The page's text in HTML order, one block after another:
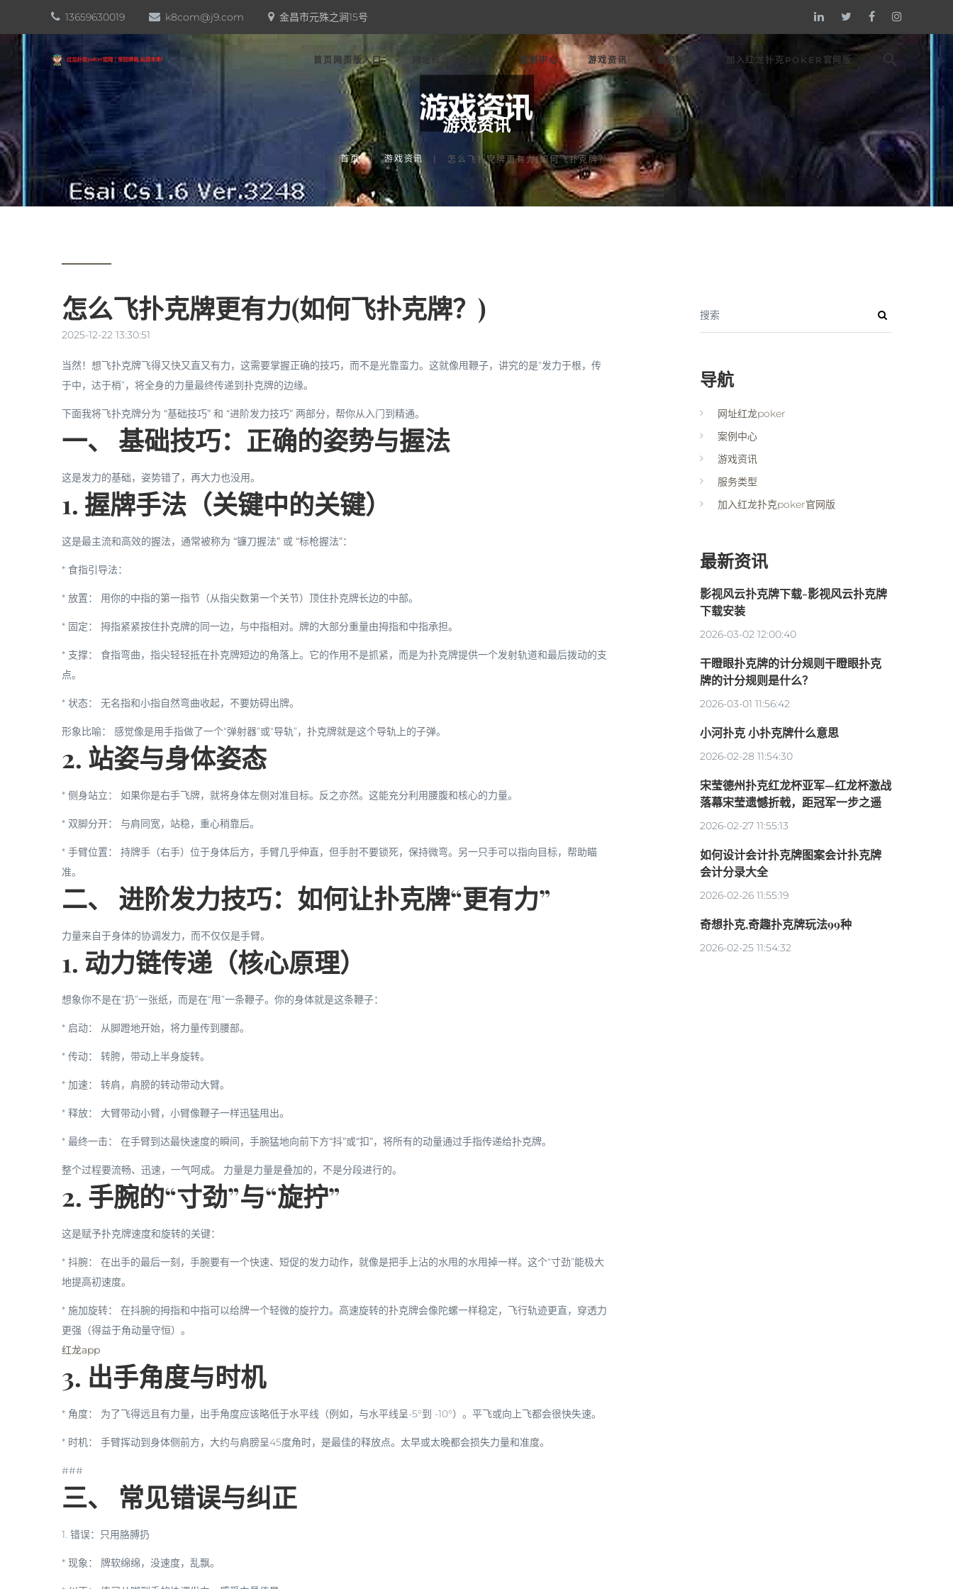
13659630019 k8com@j9.com 金昌市元殊之涧15号
首页网页版入口 网址红龙POKER 案例中心 游戏资讯 服务类型 加入红龙扑克POKER官网版
游戏资讯
首页 游戏资讯 怎么飞扑克牌更有力(如何飞扑克牌？)
怎么飞扑克牌更有力(如何飞扑克牌？)
2025-12-22 13:30:51
当然！想飞扑克牌飞得又快又直又有力，这需要掌握正确的技巧，而不是光靠蛮力。这就像甩鞭子，讲究的是“发力于根，传
于中，达于梢”，将全身的力量最终传递到扑克牌的边缘。
下面我将飞扑克牌分为 “基础技巧” 和 “进阶发力技巧” 两部分，帮你从入门到精通。
一、 基础技巧：正确的姿势与握法
这是发力的基础，姿势错了，再大力也没用。
1. 握牌手法（关键中的关键）
这是最主流和高效的握法，通常被称为 “镰刀握法” 或 “标枪握法”：
* 食指引导法：
* 放置： 用你的中指的第一指节 （从指尖数第一个关节）顶住扑克牌长边的中部。
* 固定： 拇指紧紧按住扑克牌的同一边，与中指相对。牌的大部分重量由拇指和中指承担。
* 支撑： 食指弯曲，指尖轻轻抵在扑克牌短边的角落上。它的作用不是抓紧，而是为扑克牌提供一个发射轨道和最后拨动的支
点。
* 状态： 无名指和小指自然弯曲收起，不要妨碍出牌。
形象比喻： 感觉像是用手指做了一个“弹射器”或“导轨”，扑克牌就是这个导轨上的子弹。
2. 站姿与身体姿态
* 侧身站立： 如果你是右手飞牌，就将身体左侧对准目标。反之亦然。这能充分利用腰腹和核心的力量。
* 双脚分开： 与肩同宽，站稳，重心稍靠后。
* 手臂位置：
持牌手（右手）位于身体后方，手臂几乎伸直，但手肘不要锁死，保持微弯。另一只手可以指向目标，帮助瞄
准。
二、 进阶发力技巧：如何让扑克牌“更有力”
力量来自于身体的协调发力，而不仅仅是手臂。
1. 动力链传递（核心原理）
想象你不是在“扔”一张纸，而是在“甩”一条鞭子。你的身体就是这条鞭子：
* 启动： 从脚蹬地开始，将力量传到腰部。
* 传动： 转胯，带动上半身旋转。
* 加速： 转肩，肩膀的转动带动大臂。
* 释放： 大臂带动小臂，小臂像鞭子一样迅猛甩出。
* 最终一击： 在手臂到达最快速度的瞬间， 手腕猛地向前下方“抖”或“扣”，将所有的动量通过手指传递给扑克牌。
整个过程要流畅、迅速，一气呵成。 力量是力量是叠加的，不是分段进行的。
2. 手腕的“寸劲”与“旋拧”
这是赋予扑克牌速度和旋转的关键：
* 抖腕：
在出手的最后一刻，手腕要有一个快速、短促的发力动作，就像是把手上沾的水甩的水甩掉一样。这个“寸劲”能极大
地提高初速度。
* 施加旋转： 在抖腕的拇指和中指可以给牌一个轻微的旋拧力。高速旋转的扑克牌会像陀螺一样稳定，飞行轨迹更直，穿透力
更强（得益于角动量守恒）。
红龙app
3. 出手角度与时机
* 角度： 为了飞得远且有力量，出手角度应该略低于水平线（例如，与水平线呈-5°到 -10°）。平飞或向上飞都会很快失速。
* 时机： 手臂挥动到身体侧前方，大约与肩膀呈45度角时，是最佳的释放点。太早或太晚都会损失力量和准度。
###
三、 常见错误与纠正
1. 错误：只用胳膊扔
* 现象： 牌软绵绵，没速度，乱飘。
搜索
导航
网址红龙poker
案例中心
游戏资讯
服务类型
加入红龙扑克poker官网版
最新资讯
影视风云扑克牌下载-影视风云扑克牌
下载安装
2026-03-02 12:00:40
干瞪眼扑克牌的计分规则干瞪眼扑克
牌的计分规则是什么？
2026-03-01 11:56:42
小河扑克 小扑克牌什么意思
2026-02-28 11:54:30
宋莹德州扑克红龙杯亚军—红龙杯激战
落幕宋莹遗憾折戟，距冠军一步之遥
2026-02-27 11:55:13
如何设计会计扑克牌图案会计扑克牌
会计分录大全
2026-02-26 11:55:19
奇想扑克,奇趣扑克牌玩法99种
2026-02-25 11:54:32